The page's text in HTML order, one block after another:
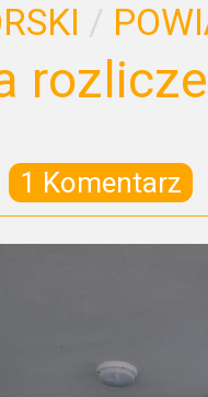
/
1 Komentarz